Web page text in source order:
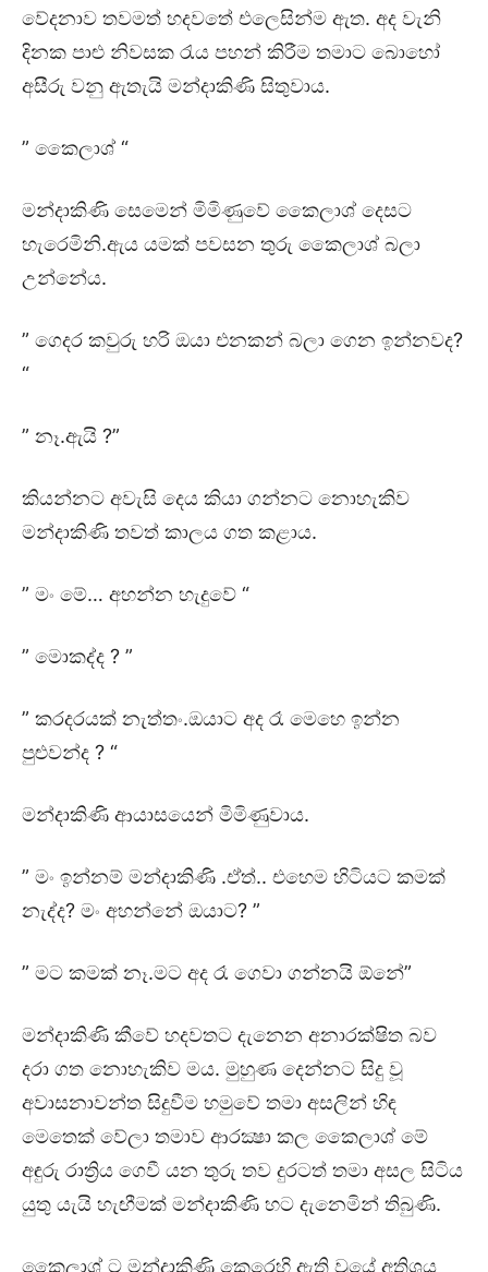
වේදනාව තවමත් හදවතේ එලෙසින්ම ඇත. අද වැනි
දිනක පාළු නිවසක රැය පහන් කිරීම තමාට බොහෝ
අසීරු වනු ඇතැයි මන්දාකිණි සිතුවාය.
” කෛලාශ් “
මන්දාකිණි සෙමෙන් මිමිණුවේ කෛලාශ් දෙසට
හැරෙමිනි.ඇය යමක් පවසන තුරු කෛලාශ් බලා
උන්නේය.
” ගෙදර කවුරු හරි ඔයා එනකන් බලා ගෙන ඉන්නවද?
“
” නෑ.ඇයි ?”
කියන්නට අවැසි දෙය කියා ගන්නට නොහැකිව
මන්දාකිණි තවත් කාලය ගත කළාය.
” මං මේ… අහන්න හැදුවේ “
” මොකද්ද ? ”
” කරදරයක් නැත්තං.ඔයාට අද රෑ මෙහෙ ඉන්න
පුළුවන්ද ? “
මන්දාකිණි ආයාසයෙන් මිමිණුවාය.
” මං ඉන්නම් මන්දාකිණි .ඒත්.. එහෙම හිටියට කමක්
නැද්ද? මං අහන්නේ ඔයාට? ”
” මට කමක් නෑ.මට අද රෑ ගෙවා ගන්නයි ඕනේ”
මන්දාකිණි කීවේ හදවතට දැනෙන අනාරක්ෂිත බව
දරා ගත නොහැකිව මය. මුහුණ දෙන්නට සිදු වූ
අවාසනාවන්ත සිදුවීම හමුවේ තමා අසලින් හිඳ
මෙතෙක් වේලා තමාව ආරක්‍ෂා කල කෛලාශ් මේ
අඳුරු රාත්‍රිය ගෙවී යන තුරු තව දුරටත් තමා අසල සිටිය
යුතු යැයි හැඟීමක් මන්දාකිණි හට දැනෙමින් තිබුණි.
කෛලාශ් ට මන්දාකිණි කෙරෙහි ඇති වූයේ අතිශය